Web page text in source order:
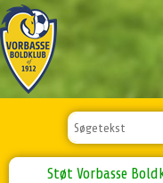
Støt Vorbasse